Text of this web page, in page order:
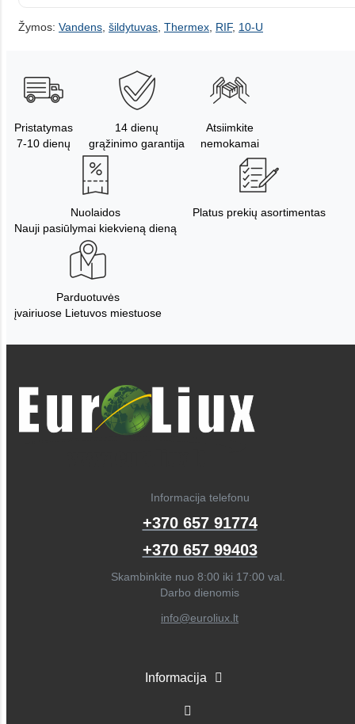
Žymos: Vandens šildytuvas Thermex RIF, 10-U
Pristatymas
7-10 dienų
14 dienų
grąžinimo garantija
Atsiimkite
nemokamai
Nuolaidos
Nauji pasiūlymai kiekvieną dieną
Platus prekių asortimentas
Parduotuvės
įvairiuose Lietuvos miestuose
Informacija telefonu
+370 657 91774
+370 657 99403
Skambinkite nuo 8:00 iki 17:00 val.
Darbo dienomis
info@euroliux.lt
Informacija